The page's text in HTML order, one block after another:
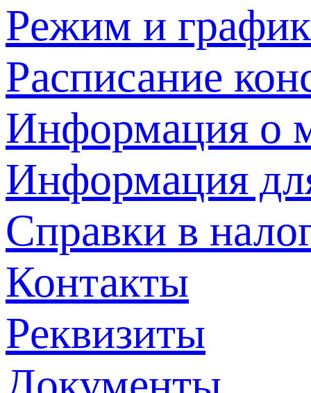
Режим и
Расписание
Информация о
Информация
Справки в
Контакты
Реквизиты